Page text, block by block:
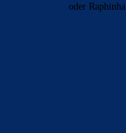
Generell